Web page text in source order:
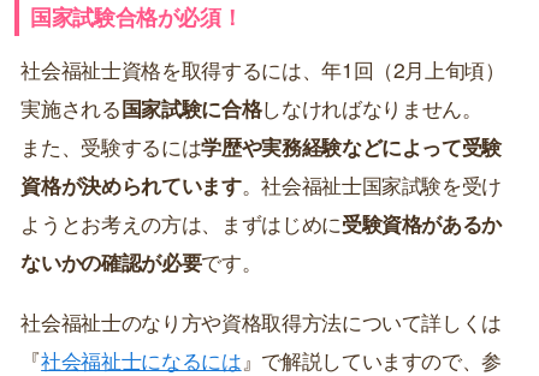
国家試験合格が必須！
社会福祉士資格を取得するには、年1回（2月上旬頃）
実施される国家試験に合格しなければなりません。
また、受験するには学歴や実務経験などによって受験
資格が決められています。社会福祉士国家試験を受け
ようとお考えの方は、まずはじめに受験資格があるか
ないかの確認が必要です。
社会福祉士のなり方や資格取得方法について詳しくは
『社会福祉士になるには 』で解説していますので、参